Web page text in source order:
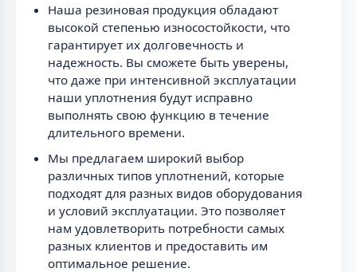
Наша резиновая продукция обладают
высокой степенью износостойкости, что
гарантирует их долговечность и
надежность. Вы сможете быть уверены,
что даже при интенсивной эксплуатации
наши уплотнения будут исправно
выполнять свою функцию в течение
длительного времени.
Мы предлагаем широкий выбор
различных типов уплотнений, которые
подходят для разных видов оборудования
и условий эксплуатации. Это позволяет
нам удовлетворить потребности самых
разных клиентов и предоставить им
оптимальное решение.